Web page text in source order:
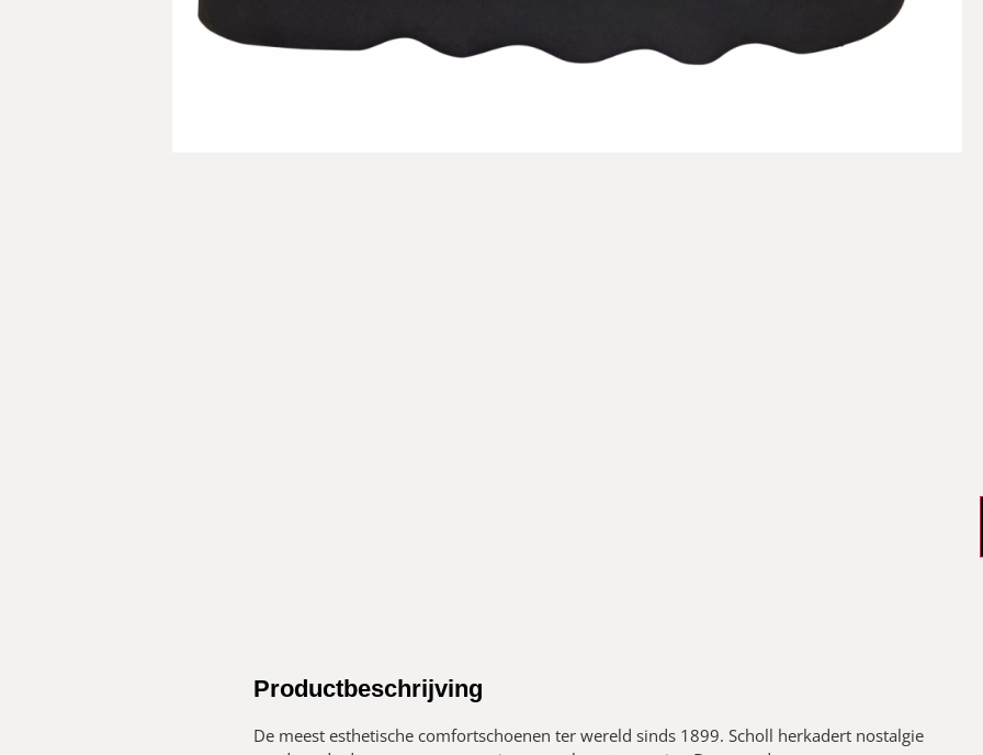
Productbeschrijving
De meest esthetische comfortschoenen ter wereld sinds 1899. Scholl herkadert nostalgie